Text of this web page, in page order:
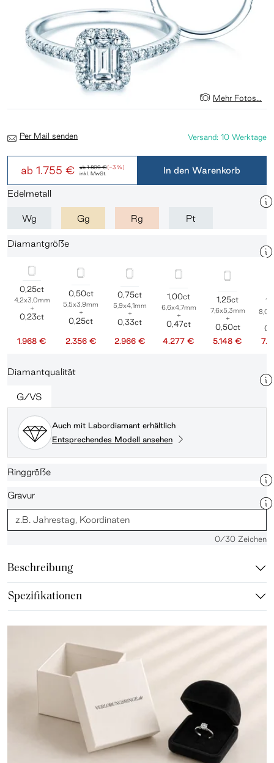
Mehr Fotos...
ab1.809 €(-3 %)
ab 1.755 € inkl. MwSt.
Versand: 10 Werktage
Per Mail senden
In den Warenkorb
Edelmetall
Wg Gg Rg Pt
Diamantgröße
0,25ct
4,2x3,0mm
+
0,23ct
1.968 €
0,50ct
5,5x3,9mm
+
0,25ct
2.356 €
0,75ct
5,9x4,1mm
+
0,33ct
2.966 €
1,00ct
6,6x4,7mm
+
0,47ct
4.277 €
1,25ct
7,6x5,3mm
+
0,50ct
5.148 €
Diamantqualität
G/VS
Auch mit Labordiamant erhältlich
Entsprechendes Modell ansehen
Ringgröße
Gravur
0/30 Zeichen
Beschreibung
Spezifikationen